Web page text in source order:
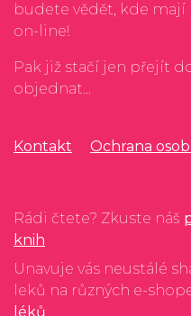
budete vědět, kde
on-line!
Pak již stačí jen přejít
objednat...
Kontakt Ochrana
Rádi čtete? Zkuste náš
knih
Unavuje vás neustálé
leků na různých e-
léků